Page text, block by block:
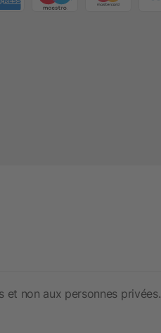
non aux personnes privées.